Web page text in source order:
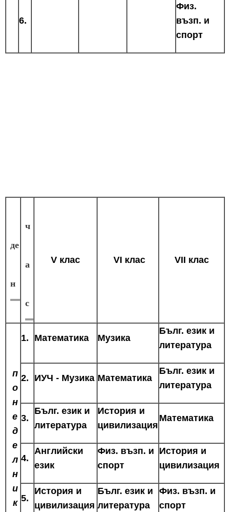
6.
Физ.
възп. и
спорт
де
н
ч
а
с
V клас VІ клас VІІ клас
п
о
н
е
д
е
л
н
и
к
1. Математика Музика
Бълг. език и
литература
2. ИУЧ - Музика Математика
Бълг. език и
литература
3.
Бълг. език и
литература
История и
цивилизация
Математика
4.
Английски
език
Физ. възп. и
спорт
История и
цивилизация
5.
История и
цивилизация
Бълг. език и
литература
Физ. възп. и
спорт